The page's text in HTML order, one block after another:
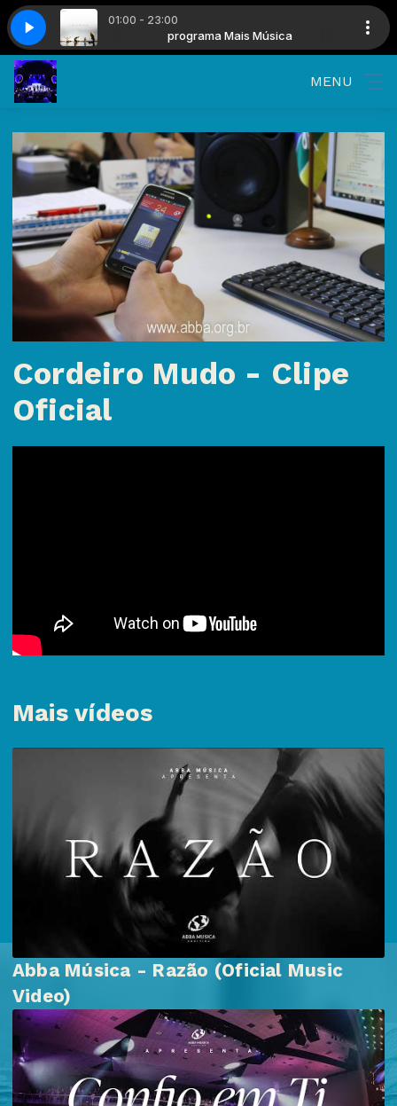
01:00 - 23:00
Música programa Mais Música
To Come Live From Passion 2024Passion - Kristian - He Who Is To
MENU
Cordeiro Mudo - Clipe
Oficial
Mais vídeos
Abba Música - Razão (Oficial Music
Video)